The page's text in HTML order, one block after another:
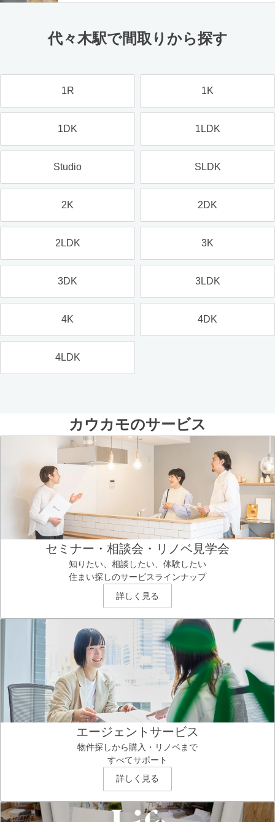
代々木駅で間取りから探す
1R 1K
1DK 1LDK
Studio SLDK
2K 2DK
2LDK 3K
3DK 3LDK
4K 4DK
4LDK
カウカモのサービス
セミナー・相談会・リノベ見学会
知りたい、相談したい、体験したい
住まい探しのサービスラインナップ
詳しく見る
エージェントサービス
物件探しから購入・リノベまで
すべてサポート
詳しく見る